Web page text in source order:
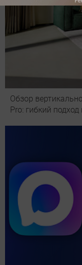
Обзор
Pro: гибкий подход